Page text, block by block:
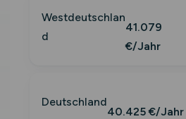
Westdeutschlan
d
41.079
€/Jahr
Deutschland
40.425 €/Jahr